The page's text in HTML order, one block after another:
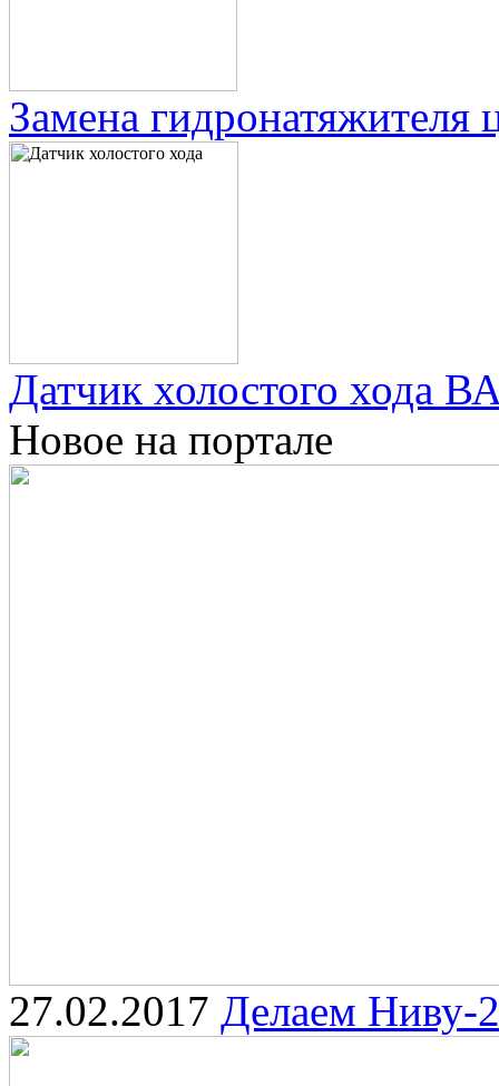
Замена
Датчик холостого хода
Новое на портале
27.02.2017 Делаем Ниву-